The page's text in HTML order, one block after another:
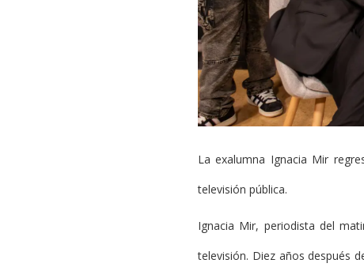
La exalumna Ignacia Mir
televisión pública.
Ignacia Mir, periodista del
televisión. Diez años después